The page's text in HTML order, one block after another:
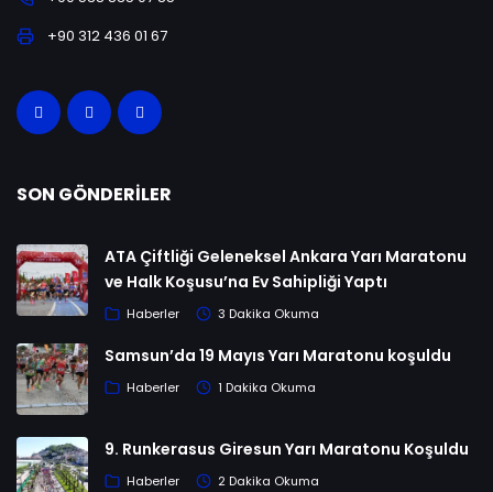
+90 312 436 01 67
SON GÖNDERILER
ATA Çiftliği Geleneksel Ankara Yarı Maratonu
ve Halk Koşusu’na Ev Sahipliği Yaptı
Haberler 3 Dakika Okuma
Samsun’da 19 Mayıs Yarı Maratonu koşuldu
Haberler 1 Dakika Okuma
9. Runkerasus Giresun Yarı Maratonu Koşuldu
Haberler 2 Dakika Okuma